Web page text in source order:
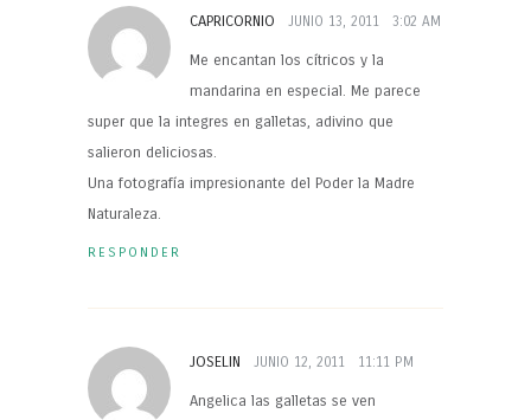
CAPRICORNIO JUNIO 13, 2011 3:02 AM
Me encantan los cítricos y la
mandarina en especial. Me parece
super que la integres en galletas, adivino que
salieron deliciosas.
Una fotografía impresionante del Poder la Madre
Naturaleza.
RESPONDER
JOSELIN JUNIO 12, 2011 11:11 PM
Angelica las galletas se ven